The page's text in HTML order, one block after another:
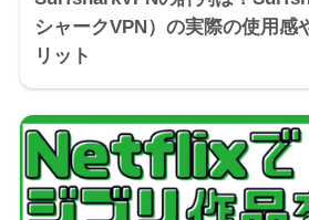
シャークVPN）の実際の使用感
リット